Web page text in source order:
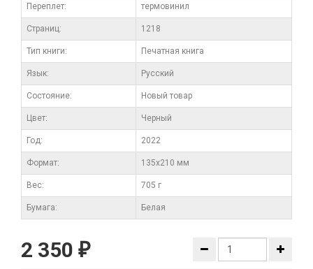
Переплет: термовинил
Cтраниц: 1218
Тип книги: Печатная книга
Язык: Русский
Состояние: Новый товар
Цвет: Черный
Год: 2022
Формат: 135х210 мм
Вес: 705 г
Бумага: Белая
2 350 ₽